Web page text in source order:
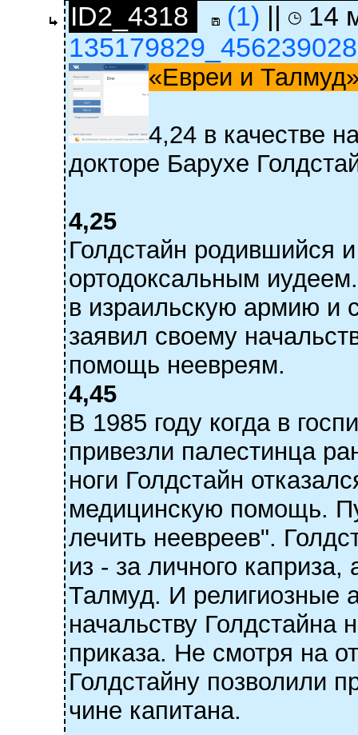
ID2_4318 (1) ||
14
135179829_456239028
«Евреи и
4,24 в качестве
докторе Барухе
4,25
Голдстайн
ортодоксальным
в израильскую армию
заявил своему
помощь неевреям.
4,45
В 1985 году когда в
привезли палестинца
ноги Голдстайн
медицинскую помощь.
лечить неевреев".
из - за личного
Талмуд. И религиозные
начальству Голдстайна
приказа. Не смотря на
Голдстайну позволили
чине капитана.